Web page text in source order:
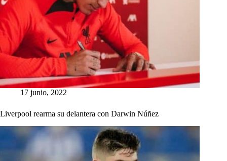
17 junio, 2022
Liverpool rearma su delantera con Darwin Núñez